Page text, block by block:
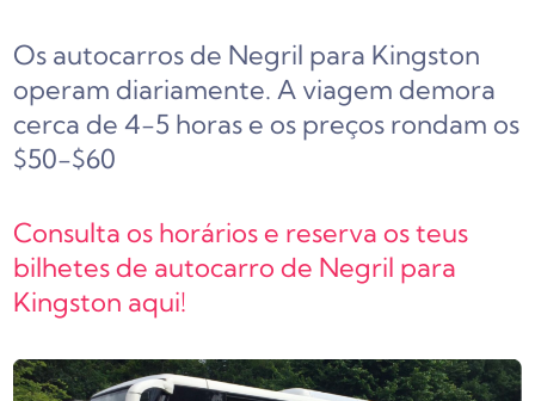
Os autocarros de Negril para Kingston
operam diariamente. A viagem demora
cerca de 4-5 horas e os preços rondam os
$50-$60
Consulta os horários e reserva os teus
bilhetes de autocarro de Negril para
Kingston aqui!